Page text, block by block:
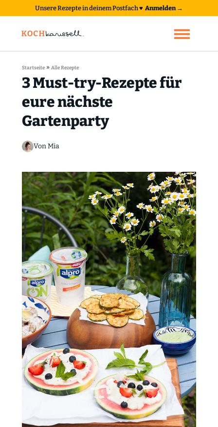
Unsere Rezepte in deinem Postfach♥ Anmelden →
Startseite» Alle Rezepte
3 Must-try-Rezepte für
eure nächste
Gartenparty
Von Mia